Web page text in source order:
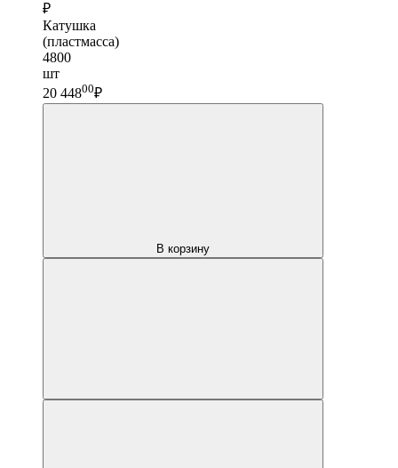
₽
Катушка
(пластмасса)
4800
шт
20 44800₽
В корзину